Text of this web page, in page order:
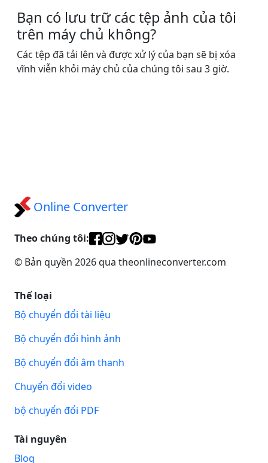
Bạn có lưu trữ các tệp ảnh của tôi
trên máy chủ không?
Các tệp đã tải lên và được xử lý của bạn sẽ bị xóa
vĩnh viễn khỏi máy chủ của chúng tôi sau 3 giờ.
Online Converter
Theo chúng tôi:
© Bản quyền 2026 qua theonlineconverter.com
Thể loại
Bộ chuyển đổi tài liệu
Bộ chuyển đổi hình ảnh
Bộ chuyển đổi âm thanh
Chuyển đổi video
bộ chuyển đổi PDF
Tài nguyên
Blog